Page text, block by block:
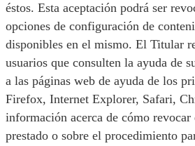
éstos. Esta aceptación podrá ser
opciones de configuración de
disponibles en el mismo. El Titular
usuarios que consulten la ayuda de
a las páginas web de ayuda de los
Firefox, Internet Explorer, Safari,
información acerca de cómo
prestado o sobre el procedimiento